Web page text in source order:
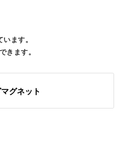
し、透明感のある表面を作っ
が動き、さらにきらっとした
ます。
きます。
グネット